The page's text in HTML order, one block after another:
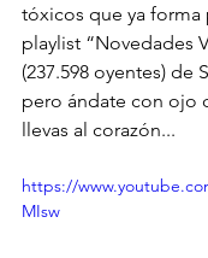
tóxicos que ya forma
playlist “Novedades
(237.598 oyentes) de
pero ándate con ojo
llevas al corazón...
https://
MIsw